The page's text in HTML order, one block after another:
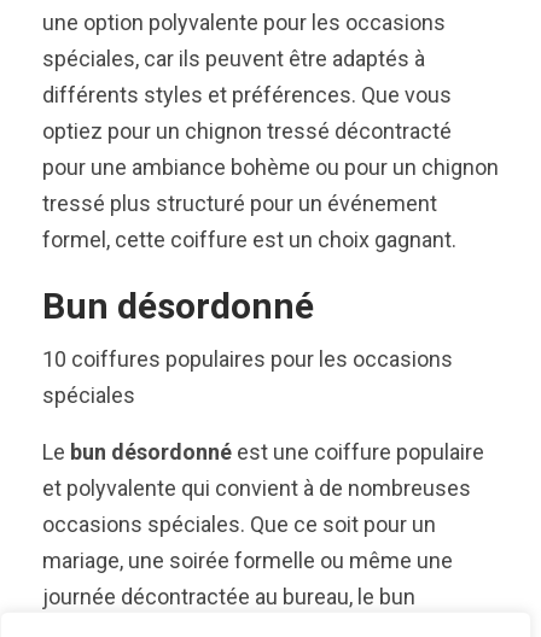
une option polyvalente pour les occasions
spéciales, car ils peuvent être adaptés à
différents styles et préférences. Que vous
optiez pour un chignon tressé décontracté
pour une ambiance bohème ou pour un chignon
tressé plus structuré pour un événement
formel, cette coiffure est un choix gagnant.
Bun désordonné
10 coiffures populaires pour les occasions
spéciales
Le bun désordonné est une coiffure populaire
et polyvalente qui convient à de nombreuses
occasions spéciales. Que ce soit pour un
mariage, une soirée formelle ou même une
journée décontractée au bureau, le bun